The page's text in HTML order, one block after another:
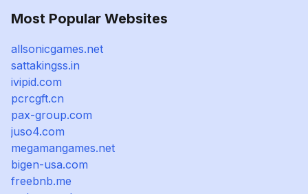
Most Popular Websites
allsonicgames.net
sattakingss.in
ivipid.com
pcrcgft.cn
pax-group.com
juso4.com
megamangames.net
bigen-usa.com
freebnb.me